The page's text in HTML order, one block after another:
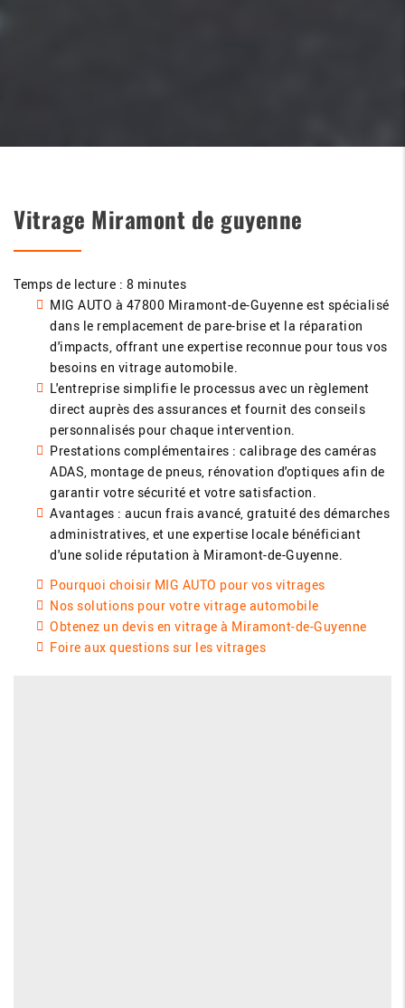
Vitrage Miramont de guyenne
Temps de lecture : 8 minutes
MIG AUTO à 47800 Miramont-de-Guyenne est spécialisé
dans le remplacement de pare-brise et la réparation
d'impacts, offrant une expertise reconnue pour tous vos
besoins en vitrage automobile.
L'entreprise simplifie le processus avec un règlement
direct auprès des assurances et fournit des conseils
personnalisés pour chaque intervention.
Prestations complémentaires : calibrage des caméras
ADAS, montage de pneus, rénovation d'optiques afin de
garantir votre sécurité et votre satisfaction.
Avantages : aucun frais avancé, gratuité des démarches
administratives, et une expertise locale bénéficiant
d'une solide réputation à Miramont-de-Guyenne.
Pourquoi choisir MIG AUTO pour vos vitrages
Nos solutions pour votre vitrage automobile
Obtenez un devis en vitrage à Miramont-de-Guyenne
Foire aux questions sur les vitrages